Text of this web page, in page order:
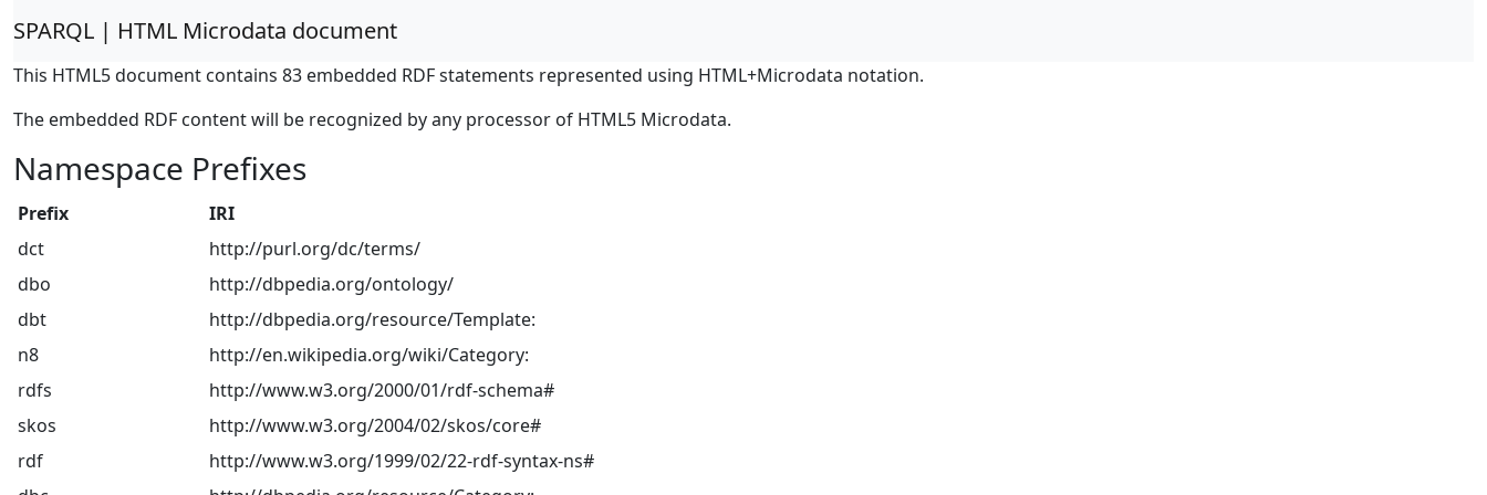
SPARQL | HTML Microdata document
This HTML5 document contains 83 embedded RDF statements represented using HTML+Microdata notation.
The embedded RDF content will be recognized by any processor of HTML5 Microdata.
Namespace Prefixes
Prefix
IRI
dct
http://purl.org/dc/terms/
dbo
http://dbpedia.org/ontology/
dbt
http://dbpedia.org/resource/Template:
n8
http://en.wikipedia.org/wiki/Category:
rdfs
http://www.w3.org/2000/01/rdf-schema#
skos
http://www.w3.org/2004/02/skos/core#
rdf
http://www.w3.org/1999/02/22-rdf-syntax-ns#